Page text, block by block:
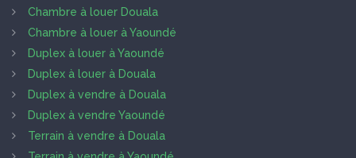
Chambre à louer Douala
Chambre à louer à Yaoundé
Duplex à louer à Yaoundé
Duplex à louer à Douala
Duplex à vendre à Douala
Duplex à vendre Yaoundé
Terrain à vendre à Douala